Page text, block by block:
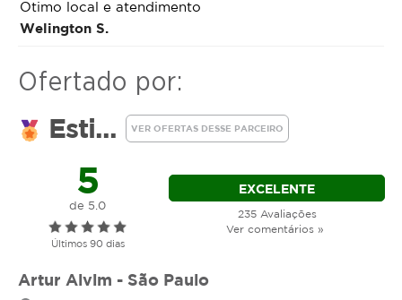
Otimo local e atendimento
Welington S.
Ofertado por:
Esti... VER OFERTAS DESSE PARCEIRO
5
de 5.0
Últimos 90 dias
EXCELENTE
235 Avaliações
Ver comentários »
Artur Alvim - São Paulo